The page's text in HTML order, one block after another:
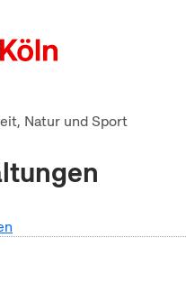
Natur und Sport